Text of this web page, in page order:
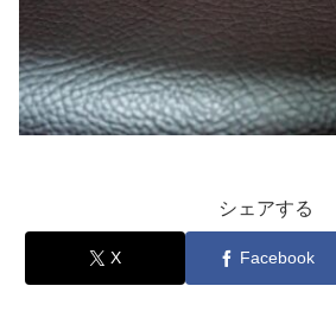
シェアする
X Facebook